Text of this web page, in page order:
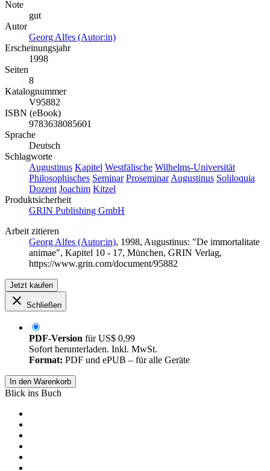
Note
gut
Autor
Georg Alfes (Autor:in)
Erscheinungsjahr
1998
Seiten
8
Katalognummer
V95882
ISBN (eBook)
9783638085601
Sprache
Deutsch
Schlagworte
Augustinus Kapitel Westfälische Wilhelms-Universität
Philosophisches Seminar Proseminar Augustinus Soliloquia
Dozent Joachim Kitzel
Produktsicherheit
GRIN Publishing GmbH
Arbeit zitieren
Georg Alfes (Autor:in), 1998, Augustinus: "De immortalitate
animae", Kapitel 10 - 17, München, GRIN Verlag,
https://www.grin.com/document/95882
Jetzt kaufen
Schließen
PDF-Version fürUS$ 0,99
Sofort herunterladen. Inkl. MwSt.
Format: PDF und ePUB – für alle Geräte
In den Warenkorb
Blick ins Buch